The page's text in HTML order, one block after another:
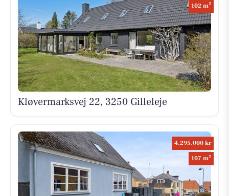
102 m2
Kløvermarksvej 22, 3250 Gilleleje
4.295.000 kr
107 m2